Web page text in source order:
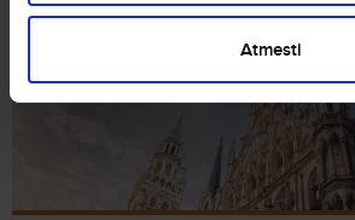
Atmesti
Vokietija